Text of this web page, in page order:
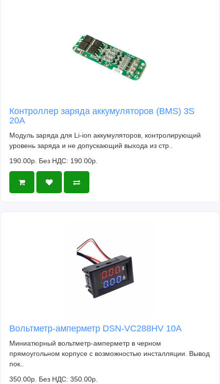
Контроллер заряда аккумуляторов (BMS) 3S
20A
Модуль заряда для Li-ion аккумуляторов, контролирующий
уровень заряда и не допускающий выхода из стр..
190.00р. Без НДС: 190.00р.
Вольтметр-амперметр DSN-VC288HV 10А
Миниатюрный вольтметр-амперметр в черном
прямоугольном корпусе с возможностью инсталляции. Вывод
пок..
350.00р. Без НДС: 350.00р.